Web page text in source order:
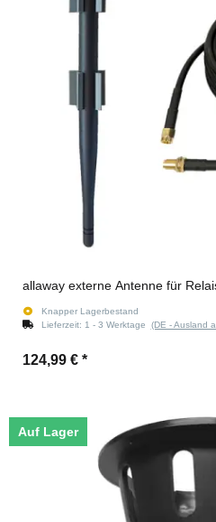
allaway externe Antenne für
Knapper Lagerbestand
Lieferzeit: 1 - 3 Werktage (DE - Ausland
124,99 € *
Auf Lager